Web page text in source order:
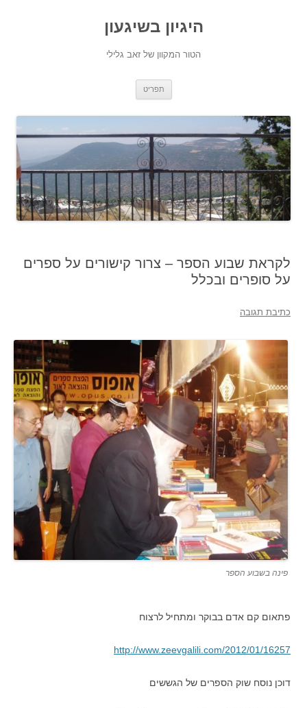
היגיון בשיגעון
הטור המקוון של זאב גלילי
תפריט
לקראת שבוע הספר – צרור קישורים על ספרים
על סופרים ובכלל
כתיבת תגובה
פינה בשבוע הספר
פתאום קם אדם בבוקר ומתחיל לרצוח
http://www.zeevgalili.com/2012/01/16257
דוכן נוסח שוק הספרים של הגששים